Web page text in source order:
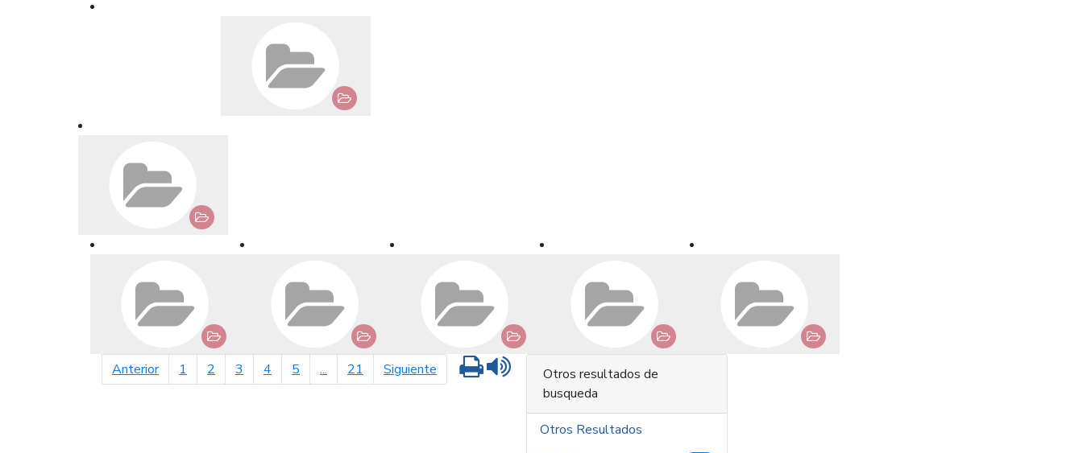
Anteriorpágina anterior
1 2 3 4 5 ... 21 Siguiente página siguiente
Imprimir
Otros resultados de
busqueda
Otros Resultados